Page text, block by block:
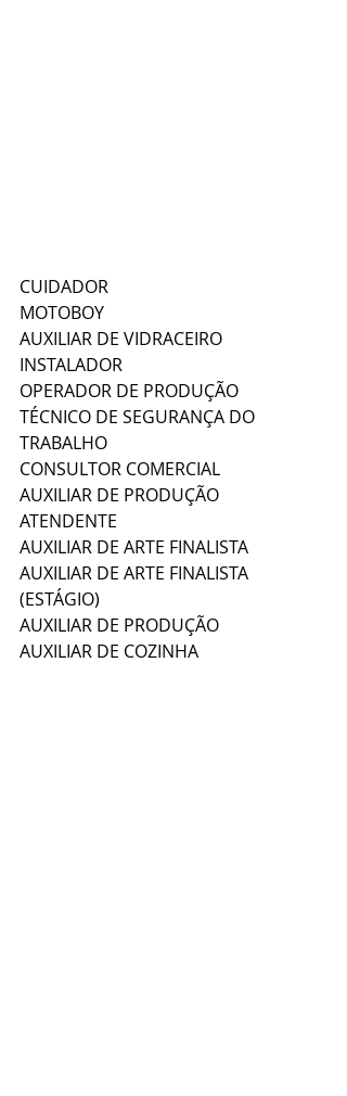
CUIDADOR
MOTOBOY
AUXILIAR DE VIDRACEIRO
INSTALADOR
OPERADOR DE PRODUÇÃO
TÉCNICO DE SEGURANÇA DO
TRABALHO
CONSULTOR COMERCIAL
AUXILIAR DE PRODUÇÃO
ATENDENTE
AUXILIAR DE ARTE FINALISTA
AUXILIAR DE ARTE FINALISTA
(ESTÁGIO)
AUXILIAR DE PRODUÇÃO
AUXILIAR DE COZINHA